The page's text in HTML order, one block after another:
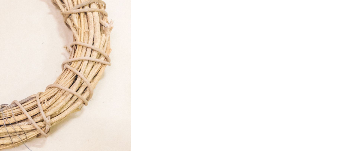
ますか？
配送には対応しておりません。ご了
送しているため、お届け日の指定は
、発送後にクロネコヤマトのアプリ
すか？
ャンセル可能です。